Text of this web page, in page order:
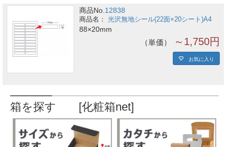
商品No.12838
光沢無地シール(22面×20シート)A4
88×20mm
単価 ～1,750円
お気に入り
箱を探す [化粧箱net]